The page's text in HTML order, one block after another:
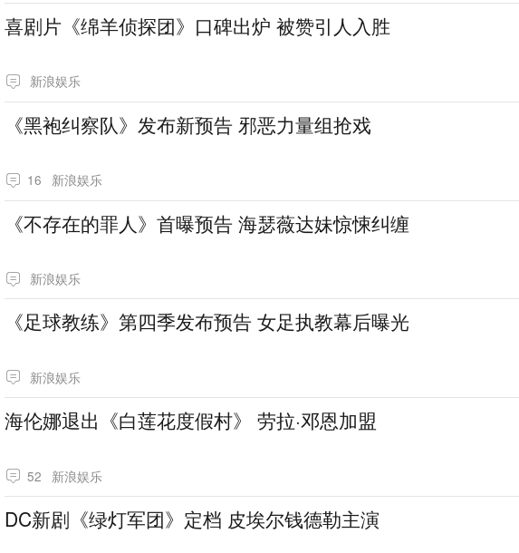
喜剧片《绵羊侦探团》口碑出炉 被赞引人入胜
新浪娱乐
《黑袍纠察队》发布新预告 邪恶力量组抢戏
16 新浪娱乐
《不存在的罪人》首曝预告 海瑟薇达妹惊悚纠缠
新浪娱乐
《足球教练》第四季发布预告 女足执教幕后曝光
新浪娱乐
海伦娜退出《白莲花度假村》 劳拉·邓恩加盟
52 新浪娱乐
DC新剧《绿灯军团》定档 皮埃尔钱德勒主演